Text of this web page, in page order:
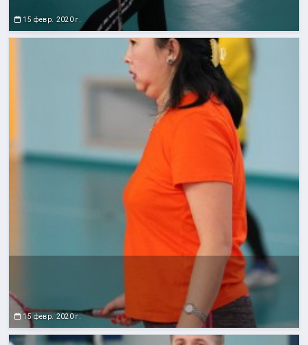
15 февр. 2020 г.
15 февр. 2020 г.